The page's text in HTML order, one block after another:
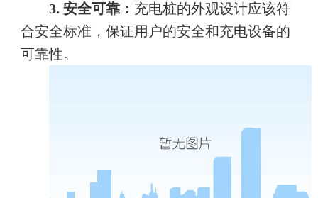
3. 安全可靠： 充电桩的外观设计应该符
合安全标准，保证用户的安全和充电设备的
可靠性。